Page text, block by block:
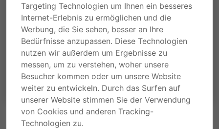
Targeting Technologien um Ihnen ein besseres
Internet-Erlebnis zu ermöglichen und die
Werbung, die Sie sehen, besser an Ihre
Bedürfnisse anzupassen. Diese Technologien
nutzen wir außerdem um Ergebnisse zu
messen, um zu verstehen, woher unsere
Besucher kommen oder um unsere Website
weiter zu entwickeln. Durch das Surfen auf
unserer Website stimmen Sie der Verwendung
von Cookies und anderen Tracking-
Technologien zu.ANFRAGE AN DEN ANBIETER